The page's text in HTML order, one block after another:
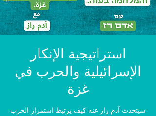
استراتيجية الإنكار
الإسرائيلية والحرب في
غزة
سيتحدث آدم راز عنه كيف يرتبط استمرار الحرب